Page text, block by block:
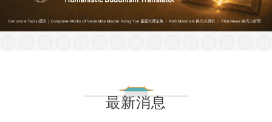
最新消息